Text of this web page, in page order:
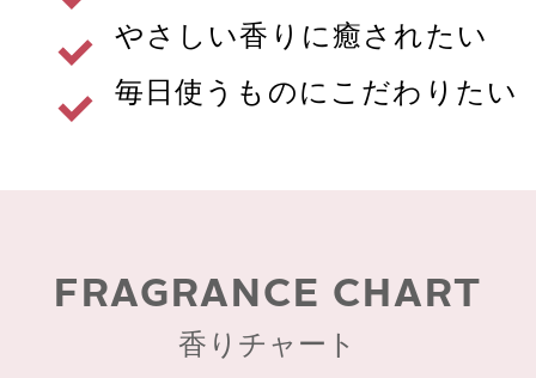
やさしい香りに癒されたい
毎日使うものにこだわりたい
FRAGRANCE CHART
香りチャート